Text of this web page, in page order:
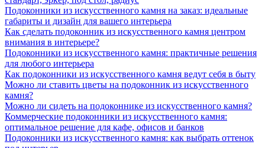
Подоконники из искусственного камня на заказ: идеальные
габариты и дизайн для вашего интерьера
Как сделать подоконник из искусственного камня центром
внимания в интерьере?
Подоконники из искусственного камня: практичные решения
для любого интерьера
Как подоконники из искусственного камня ведут себя в быту
Можно ли ставить цветы на подоконник из искусственного
камня?
Можно ли сидеть на подоконнике из искусственного камня?
Коммерческие подоконники из искусственного камня:
оптимальное решение для кафе, офисов и банков
Подоконники из искусственного камня: как выбрать оттенок